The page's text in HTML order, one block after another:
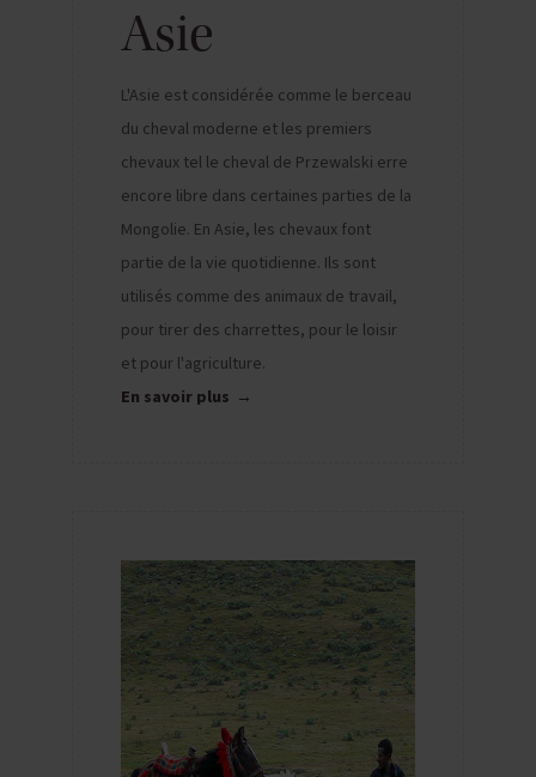
Asie
L'Asie est considérée comme le berceau
du cheval moderne et les premiers
chevaux tel le cheval de Przewalski erre
encore libre dans certaines parties de la
Mongolie. En Asie, les chevaux font
partie de la vie quotidienne. Ils sont
utilisés comme des animaux de travail,
pour tirer des charrettes, pour le loisir
et pour l'agriculture.
En savoir plus